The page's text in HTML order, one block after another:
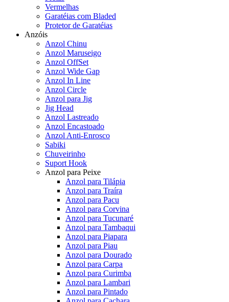
Vermelhas
Garatéias com Bladed
Protetor de Garatéias
Anzóis
Anzol Chinu
Anzol Maruseigo
Anzol OffSet
Anzol Wide Gap
Anzol In Line
Anzol Circle
Anzol para Jig
Jig Head
Anzol Lastreado
Anzol Encastoado
Anzol Anti-Enrosco
Sabiki
Chuveirinho
Suport Hook
Anzol para Peixe
Anzol para Tilápia
Anzol para Traíra
Anzol para Pacu
Anzol para Corvina
Anzol para Tucunaré
Anzol para Tambaqui
Anzol para Piapara
Anzol para Piau
Anzol para Dourado
Anzol para Carpa
Anzol para Curimba
Anzol para Lambari
Anzol para Pintado